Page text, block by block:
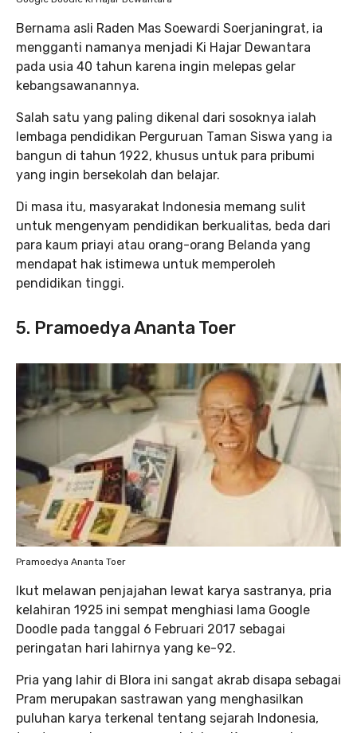
Bernama asli Raden Mas Soewardi Soerjaningrat, ia
mengganti namanya menjadi Ki Hajar Dewantara
pada usia 40 tahun karena ingin melepas gelar
kebangsawanannya.
Salah satu yang paling dikenal dari sosoknya ialah
lembaga pendidikan Perguruan Taman Siswa yang ia
bangun di tahun 1922, khusus untuk para pribumi
yang ingin bersekolah dan belajar.
Di masa itu, masyarakat Indonesia memang sulit
untuk mengenyam pendidikan berkualitas, beda dari
para kaum priayi atau orang-orang Belanda yang
mendapat hak istimewa untuk memperoleh
pendidikan tinggi.
5. Pramoedya Ananta Toer
Pramoedya Ananta Toer
Ikut melawan penjajahan lewat karya sastranya, pria
kelahiran 1925 ini sempat menghiasi lama Google
Doodle pada tanggal 6 Februari 2017 sebagai
peringatan hari lahirnya yang ke-92.
Pria yang lahir di Blora ini sangat akrab disapa sebagai
Pram merupakan sastrawan yang menghasilkan
puluhan karya terkenal tentang sejarah Indonesia,